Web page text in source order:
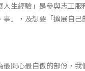
人生經驗」是參與志工
」，及想要「擴展自己
開心最自傲的部份，